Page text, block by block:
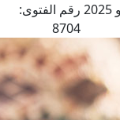
12 يوليو 2025 رقم الفتوى:
8704